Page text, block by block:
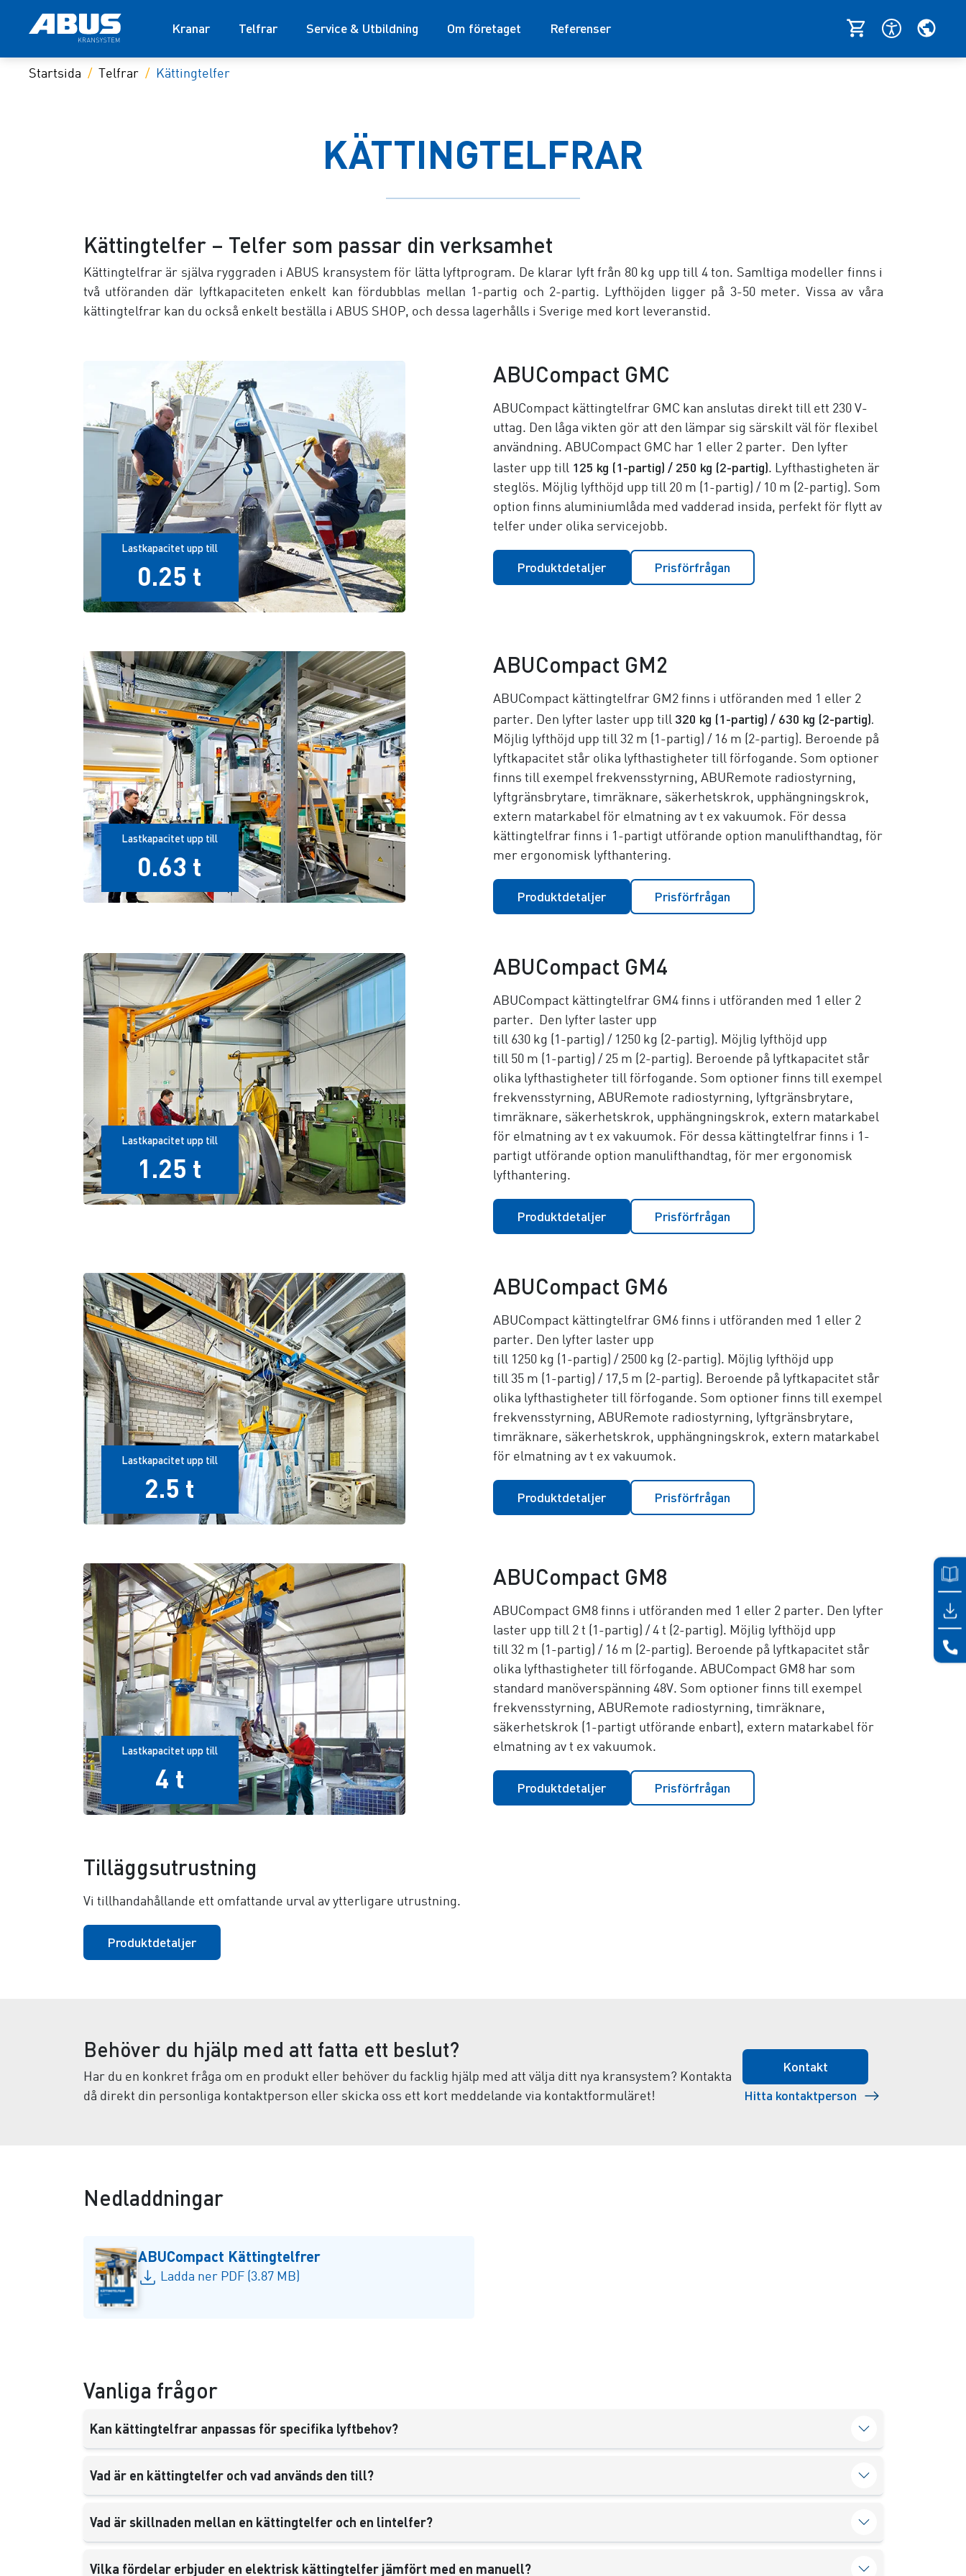
Kranar Telfrar Service & Utbildning Om företaget Referenser
Startsida Telfrar Kättingtelfer
KÄTTINGTELFRAR
Kättingtelfer – Telfer som passar din verksamhet
Kättingtelfrar är själva ryggraden i ABUS kransystem för lätta lyftprogram. De klarar lyft från 80 kg upp till 4 ton. Samltiga modeller finns i
två utföranden där lyftkapaciteten enkelt kan fördubblas mellan 1-partig och 2-partig. Lyfthöjden ligger på 3-50 meter. Vissa av våra
kättingtelfrar kan du också enkelt beställa i ABUS SHOP, och dessa lagerhålls i Sverige med kort leveranstid.
Lastkapacitet upp till
0.25 t
ABUCompact GMC
ABUCompact kättingtelfrar GMC kan anslutas direkt till ett 230 V-
uttag. Den låga vikten gör att den lämpar sig särskilt väl för flexibel
användning. ABUCompact GMC har 1 eller 2 parter. Den lyfter
laster upp till 125 kg (1-partig) / 250 kg (2-partig). Lyfthastigheten är
steglös. Möjlig lyfthöjd upp till 20 m (1-partig) / 10 m (2-partig). Som
option finns aluminiumlåda med vadderad insida, perfekt för flytt av
telfer under olika servicejobb.
Produktdetaljer Prisförfrågan
Lastkapacitet upp till
0.63 t
ABUCompact GM2
ABUCompact kättingtelfrar GM2 finns i utföranden med 1 eller 2
parter. Den lyfter laster upp till 320 kg (1-partig) / 630 kg (2-partig).
Möjlig lyfthöjd upp till 32 m (1-partig) / 16 m (2-partig). Beroende på
lyftkapacitet står olika lyfthastigheter till förfogande. Som optioner
finns till exempel frekvensstyrning, ABURemote radiostyrning,
lyftgränsbrytare, timräknare, säkerhetskrok, upphängningskrok,
extern matarkabel för elmatning av t ex vakuumok. För dessa
kättingtelfrar finns i 1-partigt utförande option manulifthandtag, för
mer ergonomisk lyfthantering.
Produktdetaljer Prisförfrågan
Lastkapacitet upp till
1.25 t
ABUCompact GM4
ABUCompact kättingtelfrar GM4 finns i utföranden med 1 eller 2
parter. Den lyfter laster upp
till 630 kg (1-partig) / 1250 kg (2-partig). Möjlig lyfthöjd upp
till 50 m (1-partig) / 25 m (2-partig). Beroende på lyftkapacitet står
olika lyfthastigheter till förfogande. Som optioner finns till exempel
frekvensstyrning, ABURemote radiostyrning, lyftgränsbrytare,
timräknare, säkerhetskrok, upphängningskrok, extern matarkabel
för elmatning av t ex vakuumok. För dessa kättingtelfrar finns i 1-
partigt utförande option manulifthandtag, för mer ergonomisk
lyfthantering.
Produktdetaljer Prisförfrågan
Lastkapacitet upp till
2.5 t
ABUCompact GM6
ABUCompact kättingtelfrar GM6 finns i utföranden med 1 eller 2
parter. Den lyfter laster upp
till 1250 kg (1-partig) / 2500 kg (2-partig). Möjlig lyfthöjd upp
till 35 m (1-partig) / 17,5 m (2-partig). Beroende på lyftkapacitet står
olika lyfthastigheter till förfogande. Som optioner finns till exempel
frekvensstyrning, ABURemote radiostyrning, lyftgränsbrytare,
timräknare, säkerhetskrok, upphängningskrok, extern matarkabel
för elmatning av t ex vakuumok.
Produktdetaljer Prisförfrågan
Lastkapacitet upp till
4 t
ABUCompact GM8
ABUCompact GM8 finns i utföranden med 1 eller 2 parter. Den lyfter
laster upp till 2 t (1-partig) / 4 t (2-partig). Möjlig lyfthöjd upp
till 32 m (1-partig) / 16 m (2-partig). Beroende på lyftkapacitet står
olika lyfthastigheter till förfogande. ABUCompact GM8 har som
standard manöverspänning 48V. Som optioner finns till exempel
frekvensstyrning, ABURemote radiostyrning, timräknare,
säkerhetskrok (1-partigt utförande enbart), extern matarkabel för
elmatning av t ex vakuumok.
Produktdetaljer Prisförfrågan
Tilläggsutrustning
Vi tillhandahållande ett omfattande urval av ytterligare utrustning.
Produktdetaljer
Behöver du hjälp med att fatta ett beslut?
Har du en konkret fråga om en produkt eller behöver du facklig hjälp med att välja ditt nya kransystem? Kontakta
då direkt din personliga kontaktperson eller skicka oss ett kort meddelande via kontaktformuläret!
Kontakt
Hitta kontaktperson
Nedladdningar
ABUCompact Kättingtelfrer
Ladda ner PDF (3.87 MB)
Vanliga frågor
Kan kättingtelfrar anpassas för specifika lyftbehov?
Vad är en kättingtelfer och vad används den till?
Vad är skillnaden mellan en kättingtelfer och en lintelfer?
Vilka fördelar erbjuder en elektrisk kättingtelfer jämfört med en manuell?